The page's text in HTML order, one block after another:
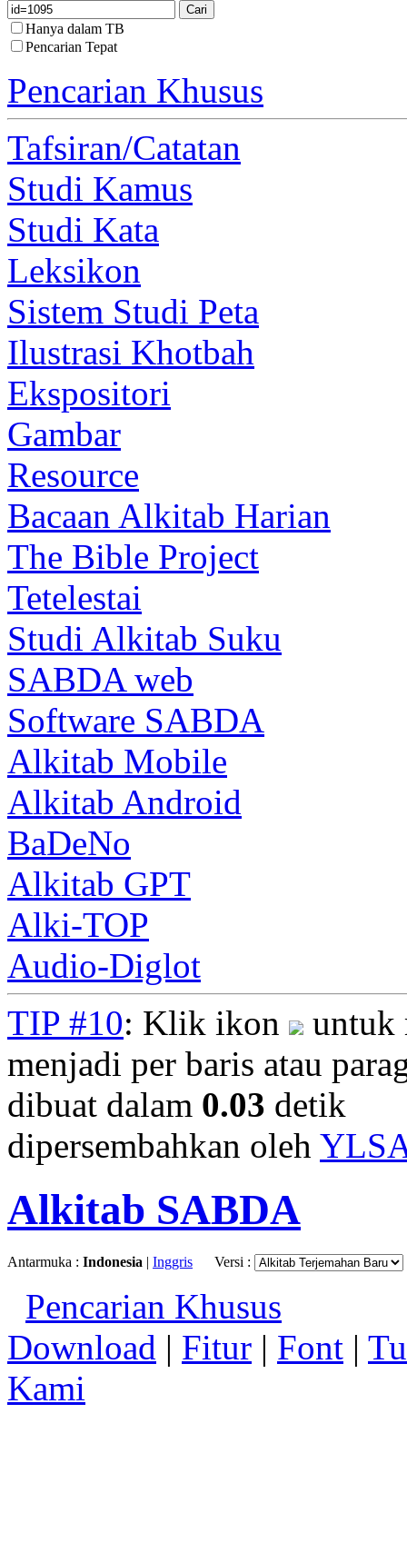
Hanya dalam TB
Pencarian Tepat
Pencarian Khusus
Tafsiran/Catatan
Studi Kamus
Studi Kata
Leksikon
Sistem Studi Peta
Ilustrasi Khotbah
Ekspositori
Gambar
Resource
Bacaan Alkitab Harian
The Bible Project
Tetelestai
Studi Alkitab Suku
SABDA web
Software SABDA
Alkitab Mobile
Alkitab Android
BaDeNo
Alkitab GPT
Alki-TOP
Audio-Diglot
TIP #10: Klik ikon
untuk
menjadi per baris atau
dibuat dalam 0.03 detik
dipersembahkan oleh
Alkitab SABDA
Antarmuka : Indonesia | Inggris Versi :
Pencarian Khusus
Download | Fitur | Font |
Kami